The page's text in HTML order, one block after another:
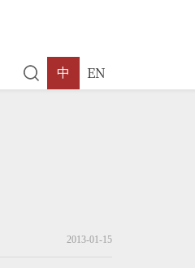
中 EN
2013-01-15